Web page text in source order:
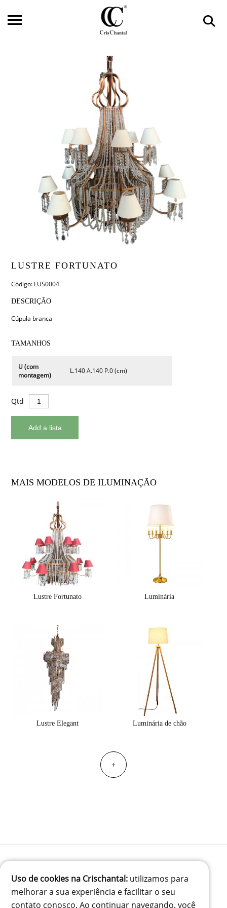
LUSTRE FORTUNATO
Código: LUS0004
DESCRIÇÃO
Cúpula branca
TAMANHOS
U (com
montagem)
L.140 A.140 P.0 (cm)
Qtd
MAIS MODELOS DE ILUMINAÇÃO
Lustre Fortunato Luminária
Lustre Elegant Luminária de chão
+
(41) 99834-3707
contato@crischantal.com.br
Uso de cookies na Crischantal: utilizamos para
melhorar a sua experiência e facilitar o seu
contato conosco. Ao continuar navegando, você